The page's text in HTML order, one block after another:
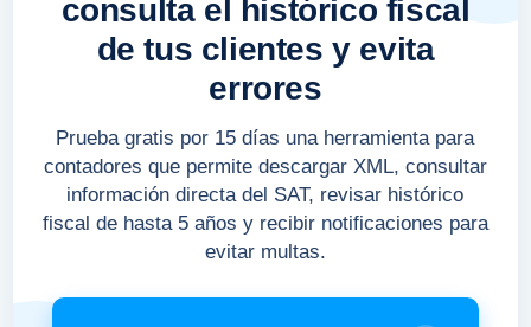
consulta el histórico fiscal
de tus clientes y evita
errores
Prueba gratis por 15 días una herramienta para
contadores que permite descargar XML, consultar
información directa del SAT, revisar histórico
fiscal de hasta 5 años y recibir notificaciones para
evitar multas.